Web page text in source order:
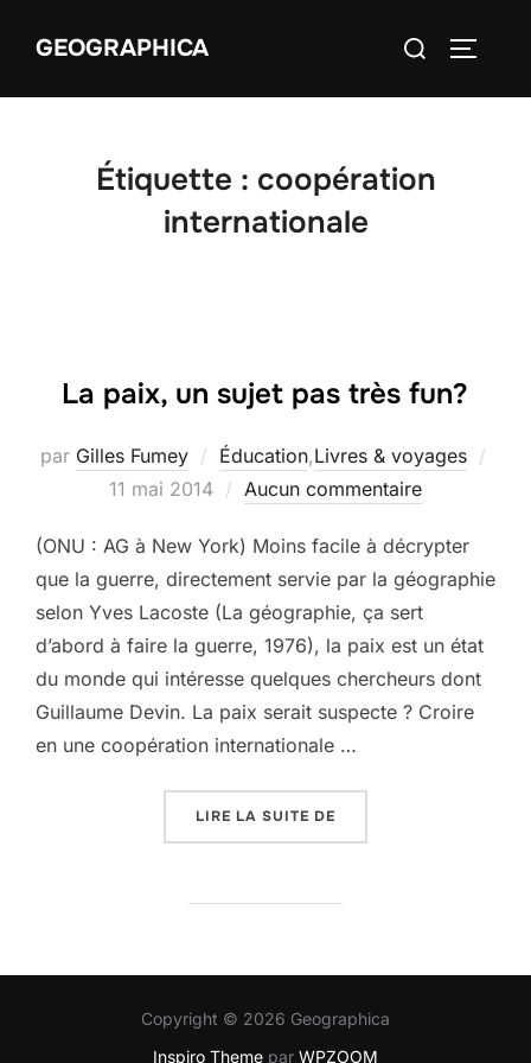
GEOGRAPHICA Rechercher :
Étiquette : coopération
internationale
La paix, un sujet pas très fun?
par Gilles Fumey Éducation,Livres & voyages
11 mai 2014 Aucun commentaire
(ONU : AG à New York) Moins facile à décrypter
que la guerre, directement servie par la géographie
selon Yves Lacoste (La géographie, ça sert
d’abord à faire la guerre, 1976), la paix est un état
du monde qui intéresse quelques chercheurs dont
Guillaume Devin. La paix serait suspecte ? Croire
en une coopération internationale …
LIRE LA SUITE DE
Copyright © 2026 Geographica
Inspiro Theme par WPZOOM